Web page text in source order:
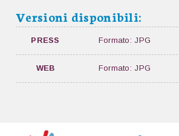
Versioni disponibili:
PRESS Formato: JPG
WEB Formato: JPG